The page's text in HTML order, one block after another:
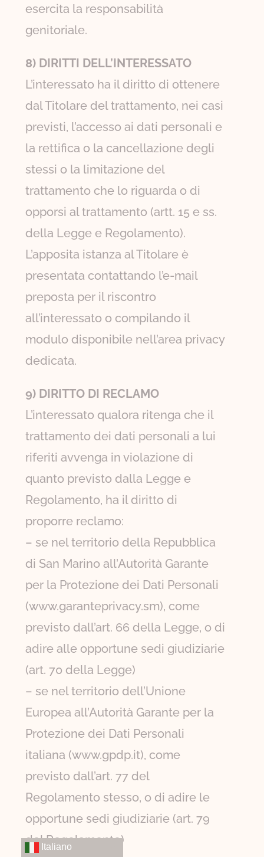
esercita la responsabilità
genitoriale.
8) DIRITTI DELL’INTERESSATO
L’interessato ha il diritto di ottenere
dal Titolare del trattamento, nei casi
previsti, l’accesso ai dati personali e
la rettifica o la cancellazione degli
stessi o la limitazione del
trattamento che lo riguarda o di
opporsi al trattamento (artt. 15 e ss.
della Legge e Regolamento).
L’apposita istanza al Titolare è
presentata contattando l’e-mail
preposta per il riscontro
all’interessato o compilando il
modulo disponibile nell’area privacy
dedicata.
9) DIRITTO DI RECLAMO
L’interessato qualora ritenga che il
trattamento dei dati personali a lui
riferiti avvenga in violazione di
quanto previsto dalla Legge e
Regolamento, ha il diritto di
proporre reclamo:
– se nel territorio della Repubblica
di San Marino all’Autorità Garante
per la Protezione dei Dati Personali
(www.garanteprivacy.sm), come
previsto dall’art. 66 della Legge, o di
adire alle opportune sedi giudiziarie
(art. 70 della Legge)
– se nel territorio dell’Unione
Europea all’Autorità Garante per la
Protezione dei Dati Personali
italiana (www.gpdp.it), come
previsto dall’art. 77 del
Regolamento stesso, o di adire le
opportune sedi giudiziarie (art. 79
del Regolamento)
Italiano